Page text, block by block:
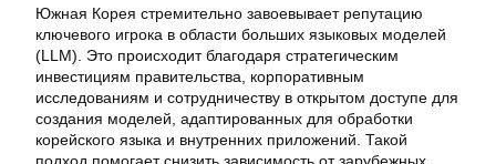
Южная Корея стремительно завоевывает репутацию
ключевого игрока в области больших языковых моделей
(LLM). Это происходит благодаря стратегическим
инвестициям правительства, корпоративным
исследованиям и сотрудничеству в открытом доступе для
создания моделей, адаптированных для обработки
корейского языка и внутренних приложений. Такой
подход помогает снизить зависимость от зарубежных